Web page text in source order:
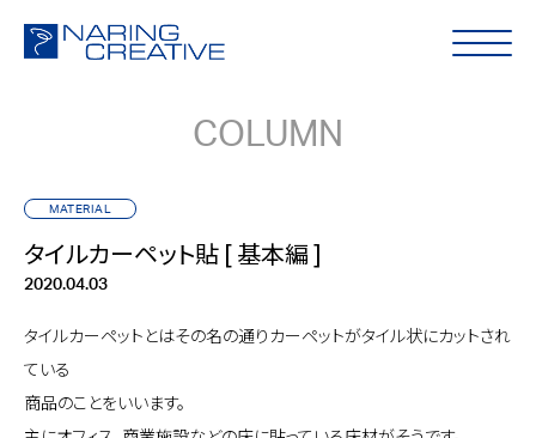
COLUMN
MATERIAL
タイルカーペット貼 [ 基本編 ]
2020.04.03
タイルカーペットとはその名の通りカーペットがタイル状にカットされ
ている
商品のことをいいます。